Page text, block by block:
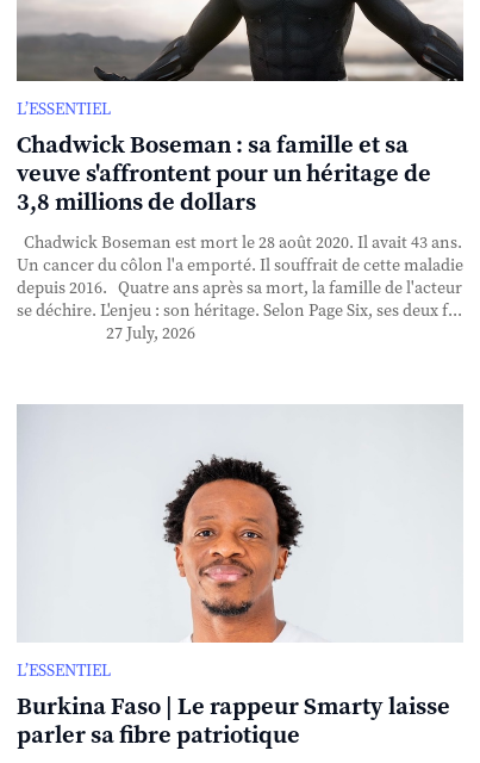
L’ESSENTIEL
Chadwick Boseman : sa famille et sa
veuve s'affrontent pour un héritage de
3,8 millions de dollars
Chadwick Boseman est mort le 28 août 2020. Il avait 43 ans.
Un cancer du côlon l'a emporté. Il souffrait de cette maladie
depuis 2016. Quatre ans après sa mort, la famille de l'acteur
se déchire. L'enjeu : son héritage. Selon Page Six, ses deux f...
27 July, 2026
L’ESSENTIEL
Burkina Faso | Le rappeur Smarty laisse
parler sa fibre patriotique